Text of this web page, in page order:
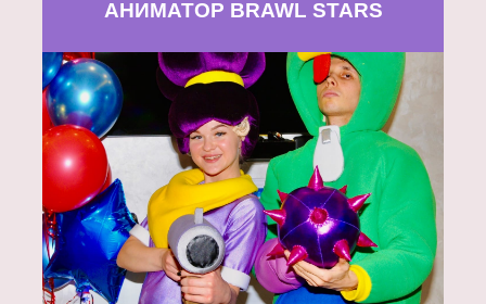
АНИМАТОР BRAWL STARS